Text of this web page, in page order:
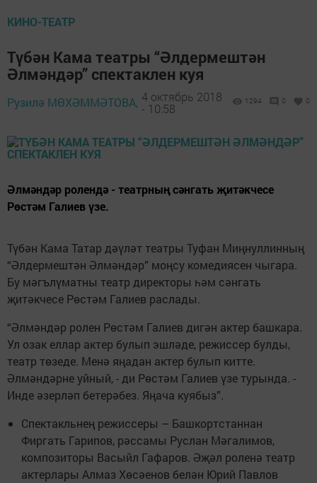
КИНО-ТЕАТР
Түбән Кама театры “Әлдермештән
Әлмәндәр” спектаклен куя
Рузилә МӨХӘММӘТОВА, 4 октябрь 2018
- 10:58
1294 0 0
Әлмәндәр ролендә - театрның сәнгать җитәкчесе
Рөстәм Галиев үзе.
Түбән Кама Татар дәүләт театры Туфан Миңнуллинның
“Әлдермештән Әлмәндәр” моңсу комедиясен чыгара.
Бу мәгълүматны театр директоры һәм сәнгать
җитәкчесе Рөстәм Галиев раслады.
“Әлмәндәр ролен Рөстәм Галиев дигән актер башкара.
Ул озак еллар актер булып эшләде, режиссер булды,
театр төзеде. Менә яңадан актер булып китте.
Әлмәндәрне уйный, - ди Рөстәм Галиев үзе турында. -
Инде әзерләп бетерәбез. Яңача куябыз”.
Спектакльнең режиссеры – Башкортстаннан
Фиргать Гарипов, рәссамы Руслан Мәгалимов,
композиторы Васыйл Гафаров. Әҗәл роленә театр
актерлары Алмаз Хөсәенов белән Юрий Павлов